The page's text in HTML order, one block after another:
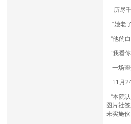
历尽千
“她老
“他的
“我看
一场噩
11月
“本院
图片社
未实施